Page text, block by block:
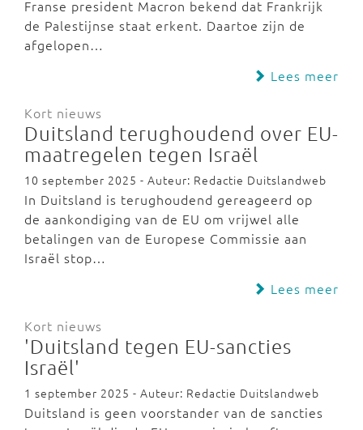
Franse president Macron bekend dat Frankrijk
de Palestijnse staat erkent. Daartoe zijn de
afgelopen…
Lees meer
Kort nieuws
Duitsland terughoudend over EU-
maatregelen tegen Israël
10 september 2025 - Auteur: Redactie Duitslandweb
In Duitsland is terughoudend gereageerd op
de aankondiging van de EU om vrijwel alle
betalingen van de Europese Commissie aan
Israël stop…
Lees meer
Kort nieuws
'Duitsland tegen EU-sancties
Israël'
1 september 2025 - Auteur: Redactie Duitslandweb
Duitsland is geen voorstander van de sancties